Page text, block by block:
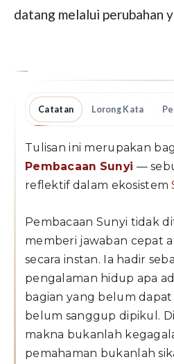
datang melalui perubahan
Catatan Lorong Kata
Tulisan ini merupakan
Pembacaan Sunyi —
reflektif dalam ekosistem
Pembacaan Sunyi tidak
memberi jawaban cepat
secara instan. Ia hadir
pengalaman hidup apa
bagian yang belum
belum sanggup dipikul.
makna bukanlah
pemahaman bukanlah